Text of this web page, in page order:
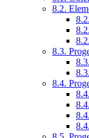
8.2.
8.3.
8.4.